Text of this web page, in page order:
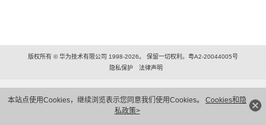
本站点使用Cookies，继续浏览表示您同意我们使用Cookies。 Cookies和隐
私政策>
版权所有 © 华为技术有限公司 1998-2026。 保留一切权利。粤A2-20044005号
隐私保护
法律声明